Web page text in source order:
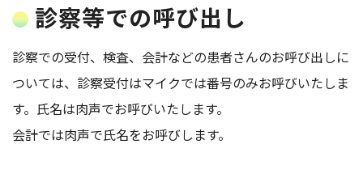
診察等での呼び出し
診察での受付、検査、会計などの患者さんのお呼び出しに
ついては、診察受付はマイクでは番号のみお呼びいたしま
す。氏名は肉声でお呼びいたします。
会計では肉声で氏名をお呼びします。